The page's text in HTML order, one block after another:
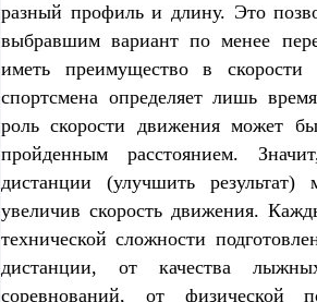
разный профиль и длину. Это
выбравшим вариант по менее
иметь преимущество в
спортсмена определяет лишь
роль скорости движения может
пройденным расстоянием.
дистанции (улучшить
увеличив скорость движения.
технической сложности
дистанции, от качества
соревнований, от физической